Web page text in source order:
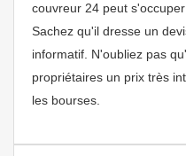
couvreur 24 peut
Sachez qu'il dresse un
informatif. N'oubliez pas
propriétaires un prix très
les bourses.